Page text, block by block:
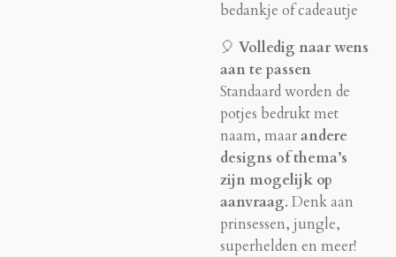
bedankje of cadeautje
🎈 Volledig naar wens
aan te passen
Standaard worden de
potjes bedrukt met
naam, maarandere
designs of thema’s
zijn mogelijk op
aanvraag. Denk aan
prinsessen, jungle,
superhelden en meer!